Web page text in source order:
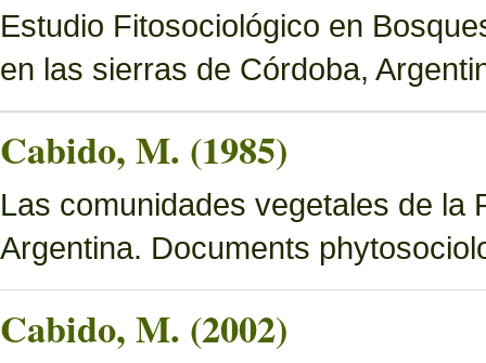
Estudio Fitosociológico en
en las sierras de Córdoba,
Cabido, M. (1985)
Las comunidades vegetales de la
Argentina. Documents
Cabido, M. (2002)